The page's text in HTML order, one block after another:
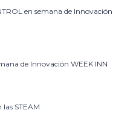
en semana de Innovación
de Innovación WEEK INN
STEAM